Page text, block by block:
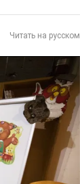
Читать на русском